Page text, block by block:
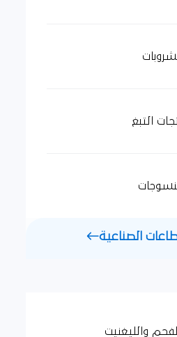
التبغ
الصناعية
والليغنيت